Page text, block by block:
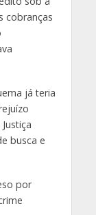
cobranças
já teria
busca e
por